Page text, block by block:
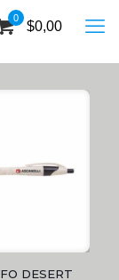
0
$0,00
DESERT